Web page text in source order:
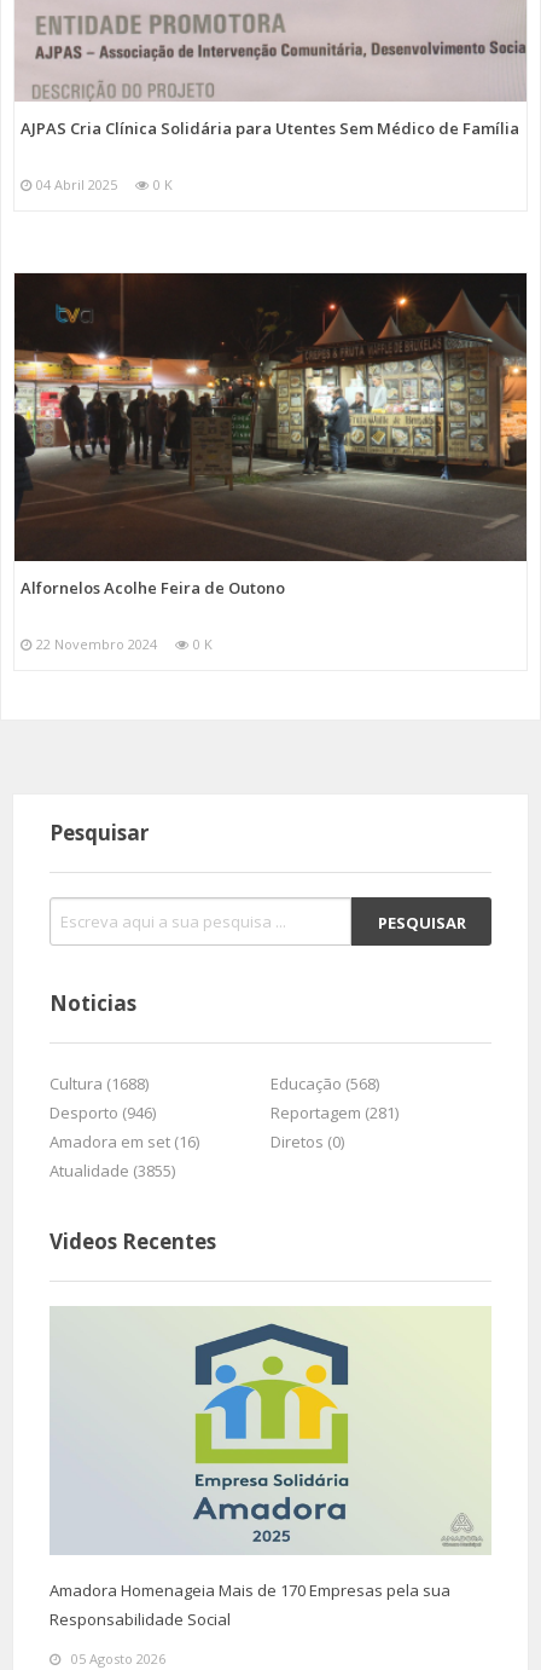
AJPAS Cria Clínica Solidária para Utentes Sem Médico de Família
04 Abril 2025 0 K
Alfornelos Acolhe Feira de Outono
22 Novembro 2024 0 K
Pesquisar
Noticias
Cultura (1688)
Educação (568)
Desporto (946)
Reportagem (281)
Amadora em set (16)
Diretos (0)
Atualidade (3855)
Videos Recentes
Amadora Homenageia Mais de 170 Empresas pela sua
Responsabilidade Social
05 Agosto 2026